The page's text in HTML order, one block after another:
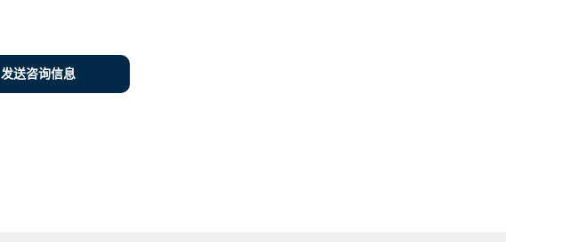
发送咨询信息